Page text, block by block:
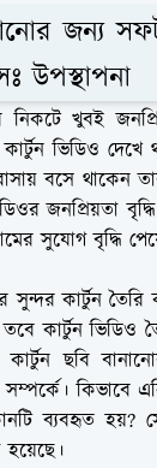
জন্য
উপস্থাপনা
নিকটে খুবই
ভিডিও দেখে
বসে থাকেন
জনপ্রিয়তা
সুযোগ বৃদ্ধি
কার্টুন তৈরি
কার্টুন ভিডিও
ছবি
সম্পর্কে। কিভাবে
ব্যবহৃত হয়?
হয়েছে।